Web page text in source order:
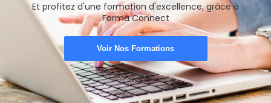
Et profitez d'une formation d'excellence, grâce à
Forma Connect
Voir Nos Formations